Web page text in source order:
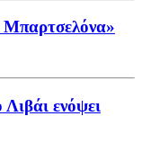
Μπαρτσελόνα»
ενόψει